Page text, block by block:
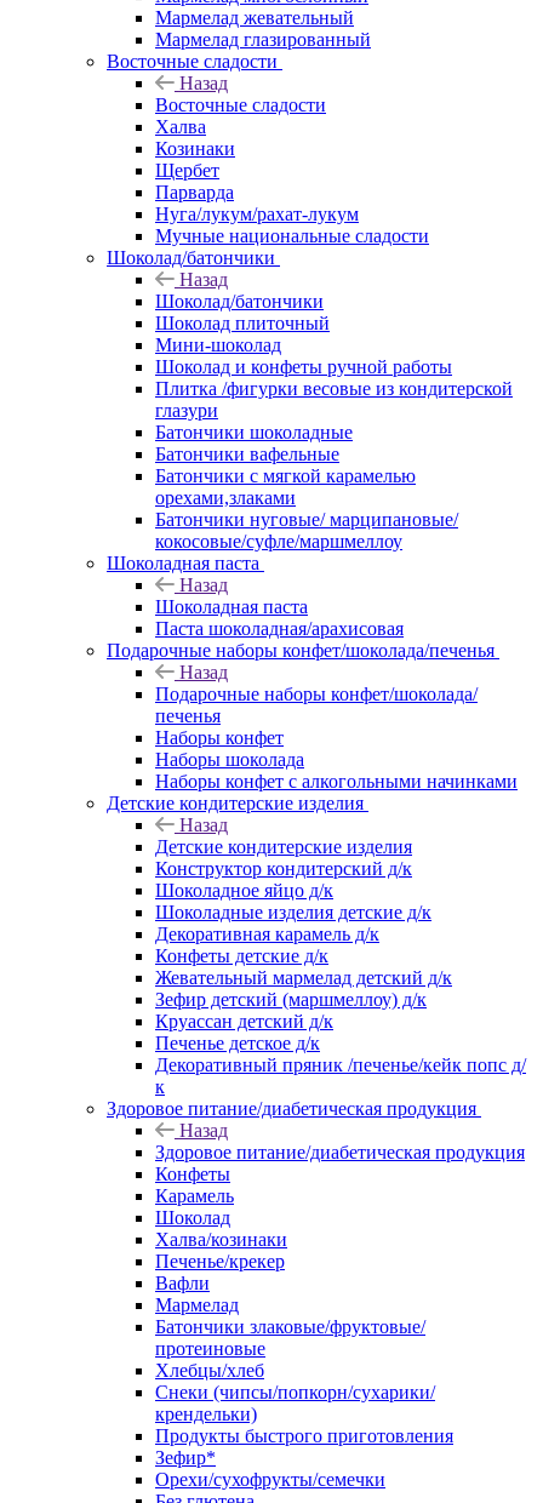
Мармелад жевательный
Мармелад глазированный
Восточные сладости
Назад
Восточные сладости
Халва
Козинаки
Щербет
Парварда
Нуга/лукум/рахат-лукум
Мучные национальные сладости
Шоколад/батончики
Назад
Шоколад/батончики
Шоколад плиточный
Мини-шоколад
Шоколад и конфеты ручной работы
Плитка /фигурки весовые из кондитерской
глазури
Батончики шоколадные
Батончики вафельные
Батончики с мягкой карамелью
орехами,злаками
Батончики нуговые/ марципановые/
кокосовые/суфле/маршмеллоу
Шоколадная паста
Назад
Шоколадная паста
Паста шоколадная/арахисовая
Подарочные наборы конфет/шоколада/печенья
Назад
Подарочные наборы конфет/шоколада/
печенья
Наборы конфет
Наборы шоколада
Наборы конфет с алкогольными начинками
Детские кондитерские изделия
Назад
Детские кондитерские изделия
Конструктор кондитерский д/к
Шоколадное яйцо д/к
Шоколадные изделия детские д/к
Декоративная карамель д/к
Конфеты детские д/к
Жевательный мармелад детский д/к
Зефир детский (маршмеллоу) д/к
Круассан детский д/к
Печенье детское д/к
Декоративный пряник /печенье/кейк попс д/
к
Здоровое питание/диабетическая продукция
Назад
Здоровое питание/диабетическая продукция
Конфеты
Карамель
Шоколад
Халва/козинаки
Печенье/крекер
Вафли
Мармелад
Батончики злаковые/фруктовые/
протеиновые
Хлебцы/хлеб
Снеки (чипсы/попкорн/сухарики/
крендельки)
Продукты быстрого приготовления
Зефир*
Орехи/сухофрукты/семечки